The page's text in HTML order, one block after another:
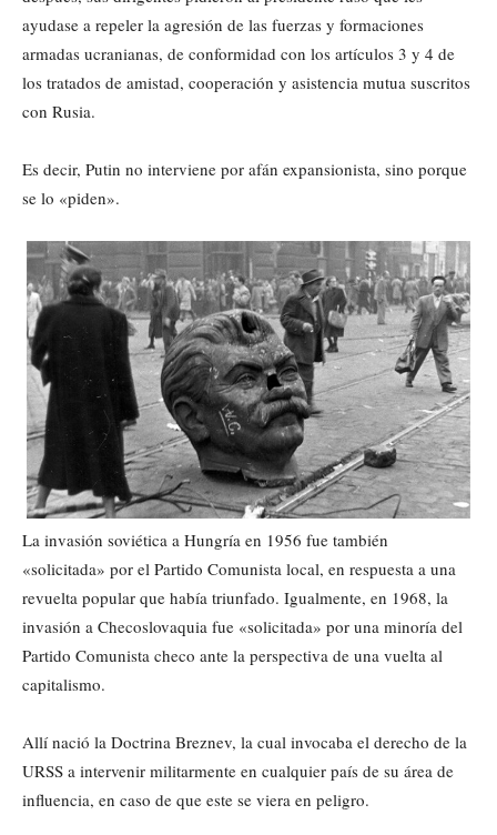
ayudase a repeler la agresión de las fuerzas y formaciones
armadas ucranianas, de conformidad con los artículos 3 y 4 de
los tratados de amistad, cooperación y asistencia mutua suscritos
con Rusia.
Es decir, Putin no interviene por afán expansionista, sino porque
se lo «piden».
La invasión soviética a Hungría en 1956 fue también
«solicitada» por el Partido Comunista local, en respuesta a una
revuelta popular que había triunfado. Igualmente, en 1968, la
invasión a Checoslovaquia fue «solicitada» por una minoría del
Partido Comunista checo ante la perspectiva de una vuelta al
capitalismo.
Allí nació la Doctrina Breznev, la cual invocaba el derecho de la
URSS a intervenir militarmente en cualquier país de su área de
influencia, en caso de que este se viera en peligro.